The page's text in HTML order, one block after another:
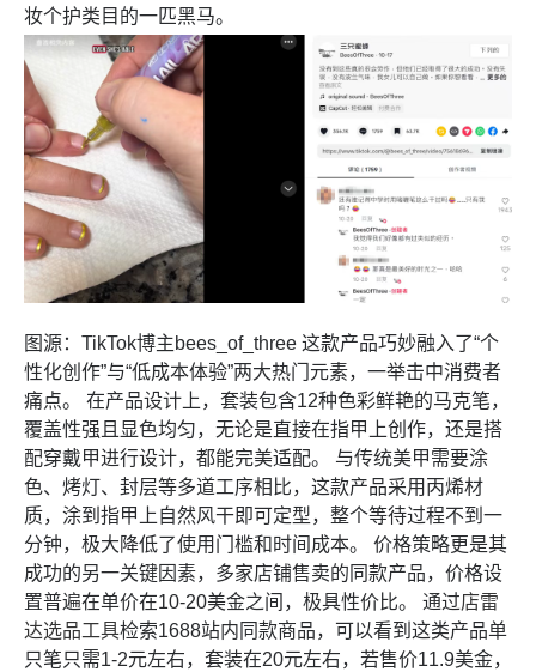
妆个护类目的一匹黑马。
图源：TikTok博主bees_of_three 这款产品巧妙融入了“个
性化创作”与“低成本体验”两大热门元素，一举击中消费者
痛点。 在产品设计上，套装包含12种色彩鲜艳的马克笔，
覆盖性强且显色均匀，无论是直接在指甲上创作，还是搭
配穿戴甲进行设计，都能完美适配。 与传统美甲需要涂
色、烤灯、封层等多道工序相比，这款产品采用丙烯材
质，涂到指甲上自然风干即可定型，整个等待过程不到一
分钟，极大降低了使用门槛和时间成本。 价格策略更是其
成功的另一关键因素，多家店铺售卖的同款产品，价格设
置普遍在单价在10-20美金之间，极具性价比。 通过店雷
达选品工具检索1688站内同款商品，可以看到这类产品单
只笔只需1-2元左右，套装在20元左右，若售价11.9美金，